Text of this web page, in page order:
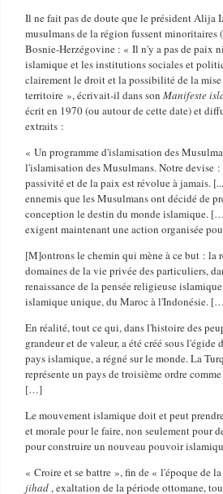
Il ne fait pas de doute que le président
musulmans de la région fussent
Bosnie-Herzégovine : « Il n'y a pas de paix
islamique et les institutions sociales et
clairement le droit et la possibilité de la
territoire », écrivait-il dans son Manifeste
écrit en 1970 (ou autour de cette date) et
extraits :
« Un programme d'islamisation des
l'islamisation des Musulmans. Notre devise
passivité et de la paix est révolue à jamais.
ennemis que les Musulmans ont décidé de
conception le destin du monde islamique.
exigent maintenant une action organisée
[M]ontrons le chemin qui mène à ce but : la
domaines de la vie privée des particuliers,
renaissance de la pensée religieuse
islamique unique, du Maroc à l'Indonésie.
En réalité, tout ce qui, dans l'histoire des
grandeur et de valeur, a été créé sous
pays islamique, a régné sur le monde. La
représente un pays de troisième ordre
[…]
Le mouvement islamique doit et peut
et morale pour le faire, non seulement pour
pour construire un nouveau pouvoir
« Croire et se battre », fin de « l'époque de
jihad, exaltation de la période ottomane,